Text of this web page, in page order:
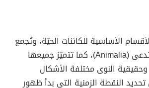
الأساسية للكائنات الحيّة، وتُجمع
في ممل;ة واحدة تدعى (Animalia)، كما تتميّز جميعها
وحقيقية النوى مختلفة الأشكال
تحديد النقطة الزمنية التي بدأ ظهور